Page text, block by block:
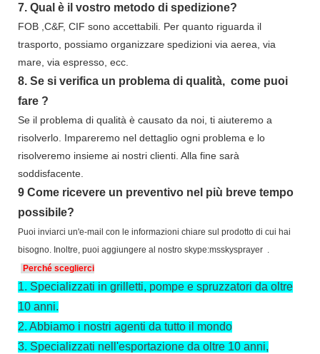
7. Qual è il vostro metodo di spedizione?
FOB ,C&F, CIF sono accettabili. Per quanto riguarda il
trasporto, possiamo organizzare spedizioni via aerea, via
mare, via espresso, ecc.
8. Se si verifica un problema di qualità, come puoi
fare ?
Se il problema di qualità è causato da noi, ti aiuteremo a
risolverlo. Impareremo nel dettaglio ogni problema e lo
risolveremo insieme ai nostri clienti. Alla fine sarà
soddisfacente.
9 Come ricevere un preventivo nel più breve tempo
possibile?
Puoi inviarci un'e-mail con le informazioni chiare sul prodotto di cui hai
bisogno. Inoltre, puoi aggiungere al nostro skype:msskysprayer .
Perché sceglierci
1. Specializzati in grilletti, pompe e spruzzatori da oltre
10 anni.
2. Abbiamo i nostri agenti da tutto il mondo
3. Specializzati nell'esportazione da oltre 10 anni,